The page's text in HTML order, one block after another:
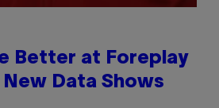
Better at Foreplay
New Data Shows